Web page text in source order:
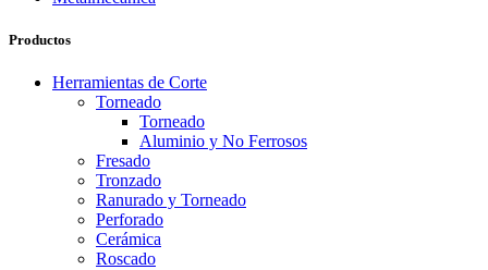
Productos
Herramientas de Corte
Torneado
Torneado
Aluminio y No Ferrosos
Fresado
Tronzado
Ranurado y Torneado
Perforado
Cerámica
Roscado